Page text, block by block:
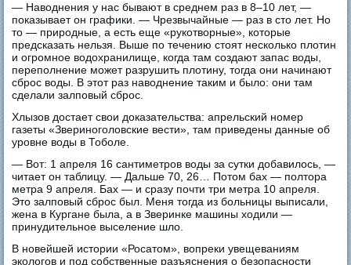
— Наводнения у нас бывают в среднем раз в 8‒10 лет, —
показывает он графики. — Чрезвычайные — раз в сто лет. Но
то — природные, а есть еще «рукотворные», которые
предсказать нельзя. Выше по течению стоят несколько плотин
и огромное водохранилище, когда там создают запас воды,
переполнение может разрушить плотину, тогда они начинают
сброс воды. В этот раз наводнение таким и было: они там
сделали залповый сброс.
Хлызов достает свои доказательства: апрельский номер
газеты «Звериноголовские вести», там приведены данные об
уровне воды в Тоболе.
— Вот: 1 апреля 16 сантиметров воды за сутки добавилось, —
читает он таблицу. — Дальше 70, 26… Потом бах — полтора
метра 9 апреля. Бах — и сразу почти три метра 10 апреля.
Это залповый сброс был. Меня тогда из больницы выписали,
жена в Кургане была, а в Зверинке машины ходили —
принудительное выселение шло.
В новейшей истории «Росатом», вопреки увещеваниям
экологов и под собственные разъяснения о безопасности